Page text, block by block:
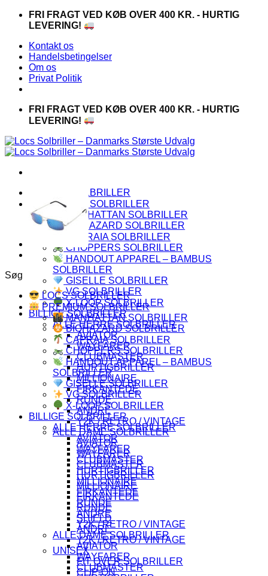
FortsætFRI FRAGT VED KØB OVER 400 KR. - HURTIG
LEVERING!
Kontakt os
Handelsbetingelser
Om os
Privat Politik
FRI FRAGT VED KØB OVER 400 KR. - HURTIG
LEVERING!
LOCS SOLBRILLER
PREMIUM SOLBRILLER
MANHATTAN SOLBRILLER
BIOHAZARD SOLBRILLER
CAPRAIA SOLBRILLER
CHOPPERS SOLBRILLER
HANDOUT APPAREL – BAMBUS
SOLBRILLER
GISELLE SOLBRILLER
VG SOLBRILLER
X-LOOP SOLBRILLER
BILLIGE SOLBRILLER
ALLE HERRE SOLBRILLER
AVIATOR
WAYFARER
CLUBMASTER
HURTIGBRILLER
MILLIONAIRE
FIRKANTEDE
RUNDE
ANDRE
Y2K / RETRO / VINTAGE
ALLE DAME SOLBRILLER
AVIATOR
WAYFARER
CLUBMASTER
HURTIGBRILLER
MILLIONAIRE
FIRKANTEDE
RUNDE
SHIELD
ANDRE
Y2K / RETRO / VINTAGE
UNISEX
FIT OVER SOLBRILLER
CLIP-ON
Søg
LOCS SOLBRILLER
PREMIUM SOLBRILLER
MANHATTAN SOLBRILLER
BIOHAZARD SOLBRILLER
CAPRAIA SOLBRILLER
CHOPPERS SOLBRILLER
HANDOUT APPAREL – BAMBUS
SOLBRILLER
GISELLE SOLBRILLER
VG SOLBRILLER
X-LOOP SOLBRILLER
BILLIGE SOLBRILLER
ALLE HERRE SOLBRILLER
AVIATOR
WAYFARER
CLUBMASTER
HURTIGBRILLER
MILLIONAIRE
FIRKANTEDE
RUNDE
ANDRE
Y2K / RETRO / VINTAGE
ALLE DAME SOLBRILLER
AVIATOR
WAYFARER
CLUBMASTER